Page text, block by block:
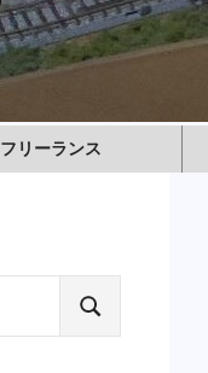
フリーランス
検
索